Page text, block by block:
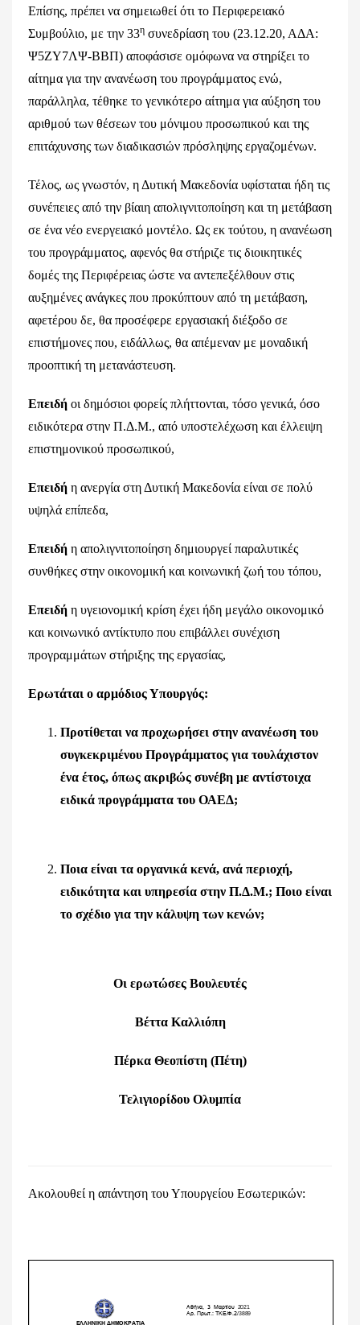
Επίσης, πρέπει να σημειωθεί ότι το Περιφερειακό
Συμβούλιο, με την 33η συνεδρίαση του (23.12.20, ΑΔΑ:
Ψ5ΖΥ7ΛΨ-ΒΒΠ) αποφάσισε ομόφωνα να στηρίξει το
αίτημα για την ανανέωση του προγράμματος ενώ,
παράλληλα, τέθηκε το γενικότερο αίτημα για αύξηση του
αριθμού των θέσεων του μόνιμου προσωπικού και της
επιτάχυνσης των διαδικασιών πρόσληψης εργαζομένων.
Τέλος, ως γνωστόν, η Δυτική Μακεδονία υφίσταται ήδη τις
συνέπειες από την βίαιη απολιγνιτοποίηση και τη μετάβαση
σε ένα νέο ενεργειακό μοντέλο. Ως εκ τούτου, η ανανέωση
του προγράμματος, αφενός θα στήριζε τις διοικητικές
δομές της Περιφέρειας ώστε να αντεπεξέλθουν στις
αυξημένες ανάγκες που προκύπτουν από τη μετάβαση,
αφετέρου δε, θα προσέφερε εργασιακή διέξοδο σε
επιστήμονες που, ειδάλλως, θα απέμεναν με μοναδική
προοπτική τη μετανάστευση.
Επειδή οι δημόσιοι φορείς πλήττονται, τόσο γενικά, όσο
ειδικότερα στην Π.Δ.Μ., από υποστελέχωση και έλλειψη
επιστημονικού προσωπικού,
Επειδή η ανεργία στη Δυτική Μακεδονία είναι σε πολύ
υψηλά επίπεδα,
Επειδή η απολιγνιτοποίηση δημιουργεί παραλυτικές
συνθήκες στην οικονομική και κοινωνική ζωή του τόπου,
Επειδή η υγειονομική κρίση έχει ήδη μεγάλο οικονομικό
και κοινωνικό αντίκτυπο που επιβάλλει συνέχιση
προγραμμάτων στήριξης της εργασίας,
Ερωτάται ο αρμόδιος Υπουργός:
Προτίθεται να προχωρήσει στην ανανέωση του
συγκεκριμένου Προγράμματος για τουλάχιστον
ένα έτος, όπως ακριβώς συνέβη με αντίστοιχα
ειδικά προγράμματα του ΟΑΕΔ;
Ποια είναι τα οργανικά κενά, ανά περιοχή,
ειδικότητα και υπηρεσία στην Π.Δ.Μ.; Ποιο είναι
το σχέδιο για την κάλυψη των κενών;
Οι ερωτώσες Βουλευτές
Βέττα Καλλιόπη
Πέρκα Θεοπίστη (Πέτη)
Τελιγιορίδου Ολυμπία
Ακολουθεί η απάντηση του Υπουργείου Εσωτερικών: